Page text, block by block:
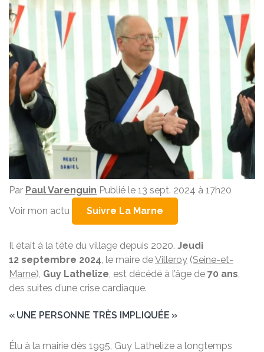
Par Paul Varenguin Publié le 13 sept. 2024 à 17h20
Voir mon actu
Suivre La Marne
Il était à la tête du village depuis 2020. Jeudi
12 septembre 2024, le maire deVilleroy (Seine-et-
Marne), Guy Lathelize, est décédé à l’âge de 70 ans,
des suites d’une crise cardiaque.
« UNE PERSONNE TRÈS IMPLIQUÉE »
Élu à la mairie dès 1995, Guy Lathelize a longtemps